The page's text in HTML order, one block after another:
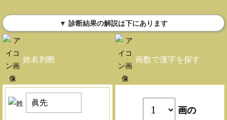
▼ 診断結果の解説は下にあります
姓名判断 画数で漢字を探す
画の